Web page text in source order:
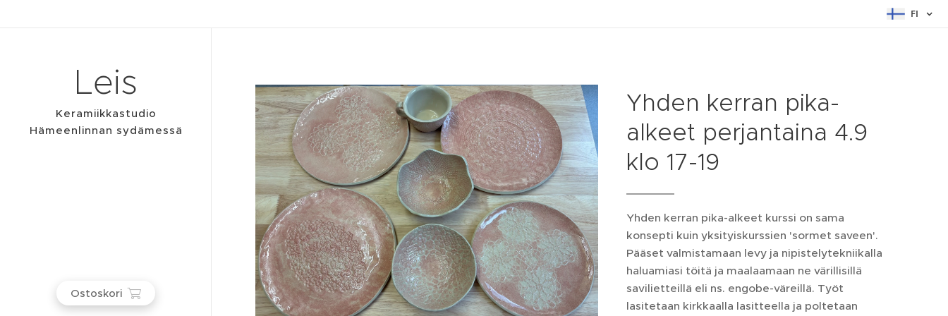
FI
Leis
Keramiikkastudio
Hämeenlinnan sydämessä
Ostoskori
Yhden kerran pika-
alkeet perjantaina 4.9
klo 17-19
Yhden kerran pika-alkeet kurssi on sama
konsepti kuin yksityiskurssien 'sormet saveen'.
Pääset valmistamaan levy ja nipistelytekniikalla
haluamiasi töitä ja maalaamaan ne värillisillä
savilietteillä eli ns. engobe-väreillä. Työt
lasitetaan kirkkaalla lasitteella ja poltetaan